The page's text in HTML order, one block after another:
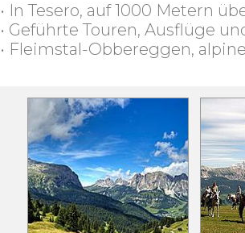
• In Tesero, auf 1000 Metern
• Geführte Touren, Ausflüge
• Fleimstal-Obbereggen,